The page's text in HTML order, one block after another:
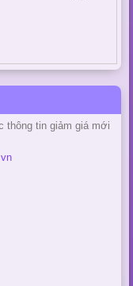
thông tin giảm giá mới